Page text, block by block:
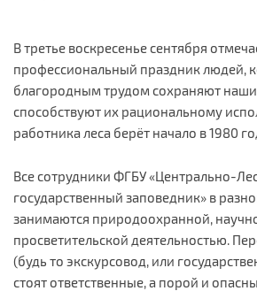
В третье воскресенье сентября
профессиональный праздник людей,
благородным трудом сохраняют наши
способствуют их рациональному
работника леса берёт начало в 1980
Все сотрудники ФГБУ «Центрально-
государственный заповедник» в
занимаются природоохранной,
просветительской деятельностью.
(будь то экскурсовод, или
стоят ответственные, а порой и